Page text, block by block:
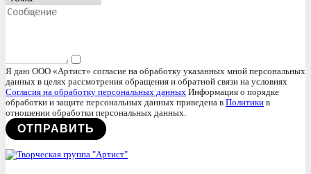
Я даю ООО «Артист» согласие на обработку указанных мной персональных
данных в целях рассмотрения обращения и обратной связи на условиях
Согласия на обработку персональных данных Информация о порядке
обработки и защите персональных данных приведена в Политики в
отношении обработки персональных данных.